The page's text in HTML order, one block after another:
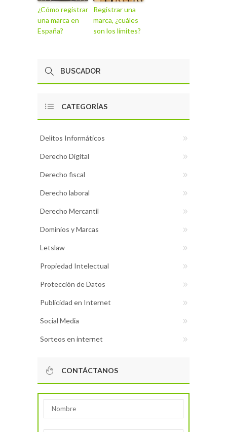
¿Cómo registrar
una marca en
España?
Registrar una
marca, ¿cuáles
son los límites?
CATEGORÍAS
Delitos Informáticos
Derecho Digital
Derecho fiscal
Derecho laboral
Derecho Mercantil
Dominios y Marcas
Letslaw
Propiedad Intelectual
Protección de Datos
Publicidad en Internet
Social Media
Sorteos en internet
CONTÁCTANOS